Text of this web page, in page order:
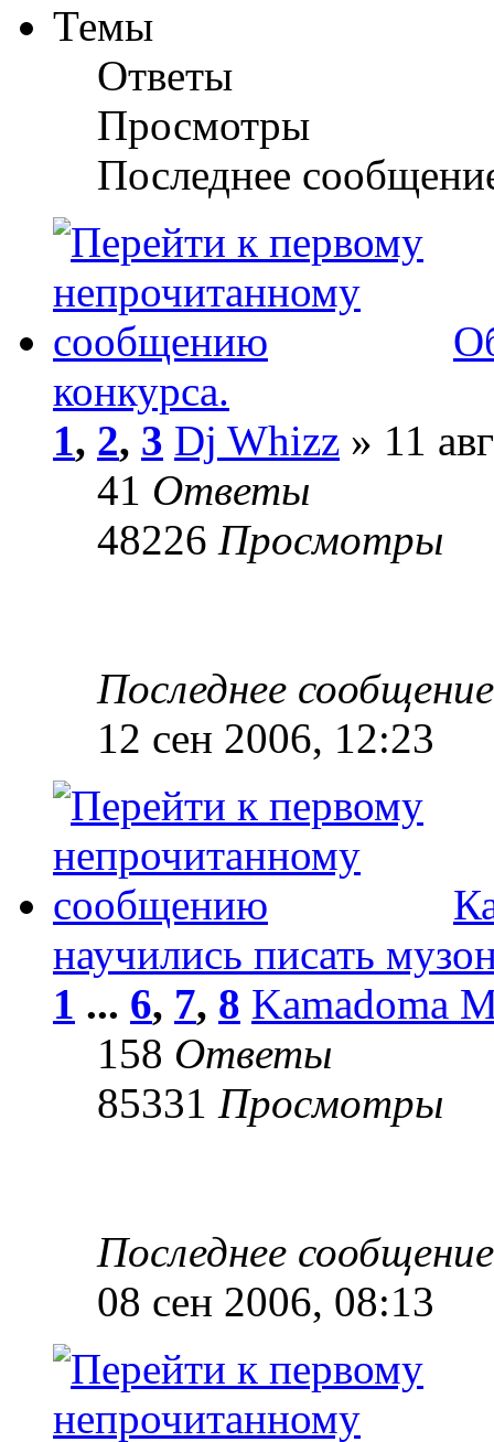
Темы
Ответы
Просмотры
Последнее
конкурса.
1, 2, 3 Dj Whizz » 11
41 Ответы
48226 Просмотры
Последнее
12 сен 2006, 12:23
научились писать
1 ... 6, 7, 8 Kamadoma
158 Ответы
85331 Просмотры
Последнее
08 сен 2006, 08:13